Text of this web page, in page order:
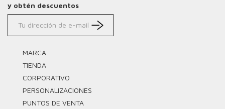
y obtén descuentos
MARCA
TIENDA
CORPORATIVO
PERSONALIZACIONES
PUNTOS DE VENTA